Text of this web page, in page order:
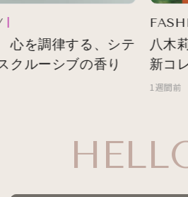
を調律する、シテ
ルーシブの香り
八木
新コ
1週間前